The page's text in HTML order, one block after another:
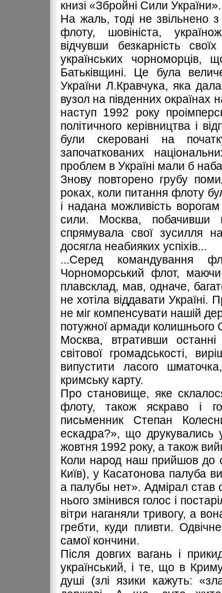
книзі «Збройні Сили України».
На жаль, тоді не звільнено
флоту, шовініста,
відчувши безкарність
українських чорноморців,
Батьківщині. Це була
України Л.Кравчука, яка
вузол на південних
наступ 1992 року
політичного керівництва і
були скеровані на
започаткованих
проблем в Україні мали б
Знову повторено грубу
роках, коли питання флоту
і надана можливість ворогам
сили. Москва, побачивши
спрямувала свої зусилля
досягла неабияких успіхів...
...Серед командування
Чорноморський флот,
плавсклад, мав, одначе,
не хотіла віддавати
не міг компенсувати нашій
потужної армади колишнього
Москва, втративши
світової громадськості,
випустити ласого
кримську карту.
Про становище, яке
флоту, також яскраво і
письменник Степан
ескадра?», що друкувались
жовтня 1992 року, а також
Коли народ наш прийшов до
Київ), у Касатонова палуба
а палубы нет». Адмірал
нього змінився голос і
вітри наганяли тривогу, а
гребти, куди пливти.
самої кончини.
Після довгих вагань і
український, і те, що в
душі (злі язики кажуть: